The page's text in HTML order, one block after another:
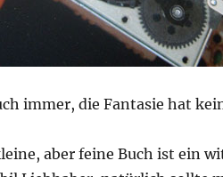
immer, die Fantasie hat
aber feine Buch ist ein